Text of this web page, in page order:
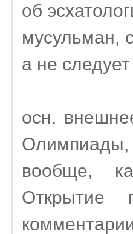
об
мусульман,
а не
осн.
Олимпиады,
вообще,
Открытие